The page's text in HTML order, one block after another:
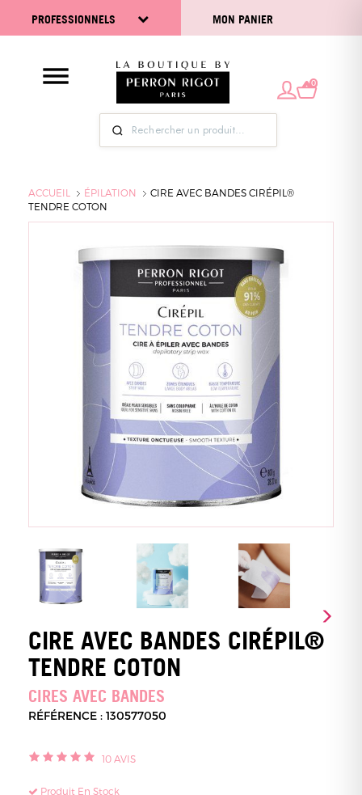
PROFESSIONNELS MON PANIER
0
ACCUEIL ÉPILATION
CIRE AVEC BANDES CIRÉPIL®
TENDRE COTON
CIRE AVEC BANDES CIRÉPIL®
TENDRE COTON
CIRES AVEC BANDES
RÉFÉRENCE : 130577050
10 AVIS
Produit En Stock